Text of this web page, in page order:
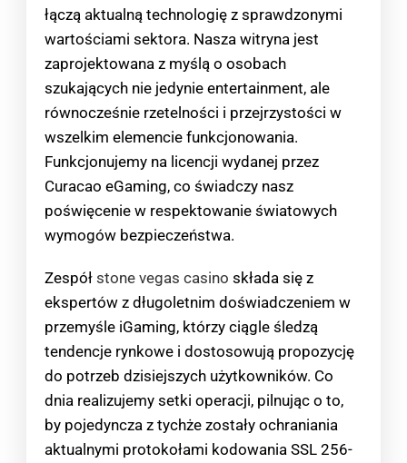
łączą aktualną technologię z sprawdzonymi
wartościami sektora. Nasza witryna jest
zaprojektowana z myślą o osobach
szukających nie jedynie entertainment, ale
równocześnie rzetelności i przejrzystości w
wszelkim elemencie funkcjonowania.
Funkcjonujemy na licencji wydanej przez
Curacao eGaming, co świadczy nasz
poświęcenie w respektowanie światowych
wymogów bezpieczeństwa.
Zespół stone vegas casino składa się z
ekspertów z długoletnim doświadczeniem w
przemyśle iGaming, którzy ciągle śledzą
tendencje rynkowe i dostosowują propozycję
do potrzeb dzisiejszych użytkowników. Co
dnia realizujemy setki operacji, pilnując o to,
by pojedyncza z tychże zostały ochraniania
aktualnymi protokołami kodowania SSL 256-